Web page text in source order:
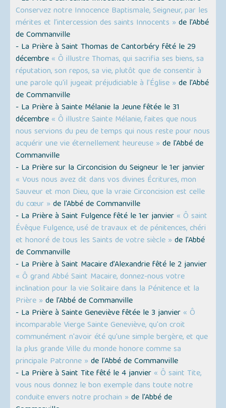
Conservez notre Innocence Baptismale, Seigneur, par les
mérites et l’intercession des saints Innocents » de l'Abbé
de Commanville
- La Prière à Saint Thomas de Cantorbéry fêté le 29
décembre « Ô illustre Thomas, qui sacrifia ses biens, sa
réputation, son repos, sa vie, plutôt que de consentir à
une parole qu'il jugeait préjudiciable à l’Église » de l'Abbé
de Commanville
- La Prière à Sainte Mélanie la Jeune fêtée le 31
décembre « Ô illustre Sainte Mélanie, faites que nous
nous servions du peu de temps qui nous reste pour nous
acquérir une vie éternellement heureuse » de l'Abbé de
Commanville
- La Prière sur la Circoncision du Seigneur le 1er janvier
« Vous nous avez dit dans vos divines Écritures, mon
Sauveur et mon Dieu, que la vraie Circoncision est celle
du cœur » de l'Abbé de Commanville
- La Prière à Saint Fulgence fêté le 1er janvier « Ô saint
Évêque Fulgence, usé de travaux et de pénitences, chéri
et honoré de tous les Saints de votre siècle » de l'Abbé
de Commanville
- La Prière à Saint Macaire d’Alexandrie fêté le 2 janvier
« Ô grand Abbé Saint Macaire, donnez-nous votre
inclination pour la vie Solitaire dans la Pénitence et la
Prière » de l'Abbé de Commanville
- La Prière à Sainte Geneviève fêtée le 3 janvier « Ô
incomparable Vierge Sainte Geneviève, qu'on croit
communément n'avoir été qu'une simple bergère, et que
la plus grande Ville du monde honore comme sa
principale Patronne » de l'Abbé de Commanville
- La Prière à Saint Tite fêté le 4 janvier « Ô saint Tite,
vous nous donnez le bon exemple dans toute notre
conduite envers notre prochain » de l'Abbé de